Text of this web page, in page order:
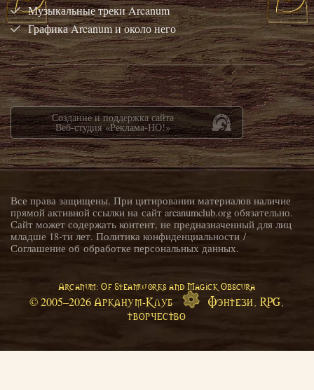
Музыкальные треки Arcanum
Графика Arcanum и около него
Создание и поддержка сайта
Веб-студия «Реклама-НО!»
Все права защищены. При цитировании материалов наличие
прямой активной ссылки на сайт arcanumclub.org обязательно.
Сайт может содержать контент, не предназначенный для лиц
младше 18-ти лет. Политика конфиденциальности /
Соглашение об обработке персональных данных.
Arcanum: Of Steamworks and Magick Obscura
© 2005–2026 Арканум-Клуб
Фэнтези, RPG,
творчество